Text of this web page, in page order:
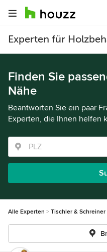
Experten für
Finden Sie
Nähe
Beantworten Sie ein paar
Experten, die Ihnen helfen
Alle Experten Tischler & Schreiner